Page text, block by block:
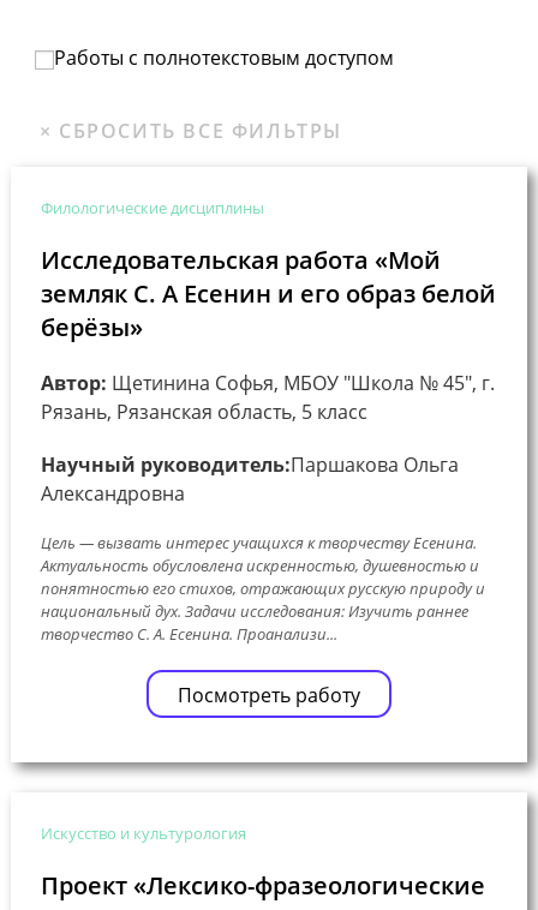
Работы с полнотекстовым доступом
Филологические дисциплины
Исследовательская работа «Мой
земляк С. А Есенин и его образ белой
берёзы»
Автор: Щетинина Софья, МБОУ "Школа № 45", г.
Рязань, Рязанская область, 5 класс
Научный руководитель:Паршакова Ольга
Александровна
Цель — вызвать интерес учащихся к творчеству Есенина.
Актуальность обусловлена искренностью, душевностью и
понятностью его стихов, отражающих русскую природу и
национальный дух. Задачи исследования: Изучить раннее
творчество С. А. Есенина. Проанализи...
Посмотреть работу
Искусство и культурология
Проект «Лексико-фразеологические